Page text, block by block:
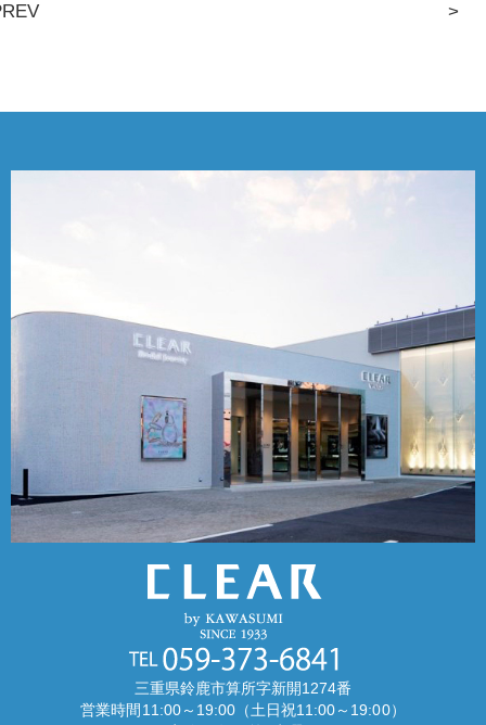
>
三重県鈴鹿市算所字新開1274番
営業時間11:00～19:00（土日祝11:00～19:00）